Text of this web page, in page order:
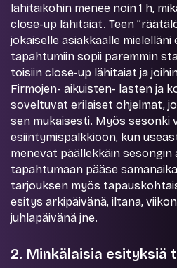
lähitaikohin menee noin 1 h,
close-up lähitaiat. Teen
jokaiselle asiakkaalle
tapahtumiin sopii paremmin
toisiin close-up lähitaiat ja
Firmojen- aikuisten- lasten ja
soveltuvat erilaiset ohjelmat,
sen mukaisesti. Myös sesonki
esiintymispalkkioon, kun
menevät päällekkäin sesongin
tapahtumaan pääse
tarjouksen myös
esitys arkipäivänä, iltana,
juhlapäivänä jne.
2. Minkälaisia esityksiä